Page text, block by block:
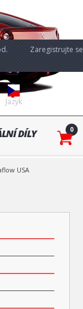
Jazyk
Zaregistrujte se
DÍLY 0
USA